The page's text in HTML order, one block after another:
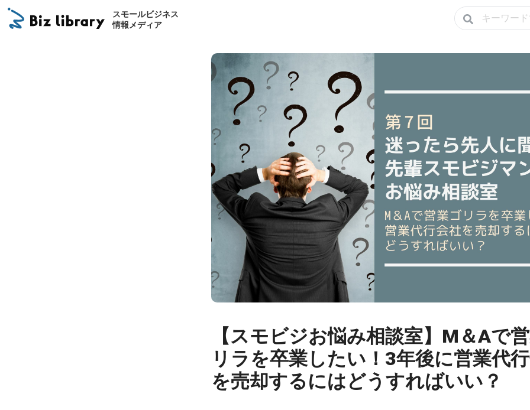
スモールビジネス
情報メディア
【スモビジお悩み相談室】M＆Aで
リラを卒業したい！3年後に営業代
を売却するにはどうすればいい？